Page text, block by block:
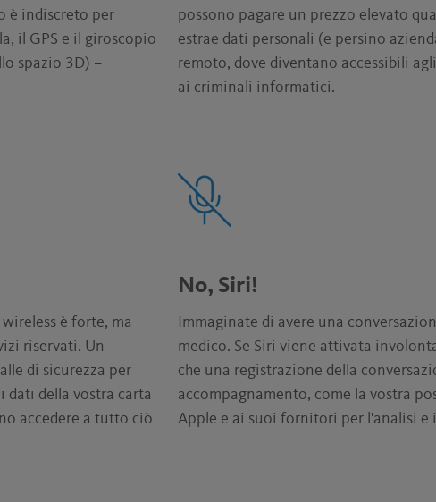
è indiscreto per
il GPS e il giroscopio
spazio 3D) –
possono pagare un prezzo elevato
estrae dati personali (e persino
remoto, dove diventano accessibili
ai criminali informatici.
è forte, ma
riservati. Un
di sicurezza per
della vostra carta
accedere a tutto ciò
No, Siri!
Immaginate di avere una
medico. Se Siri viene attivata
che una registrazione della
accompagnamento, come la vostra
Apple e ai suoi fornitori per l'analisi e